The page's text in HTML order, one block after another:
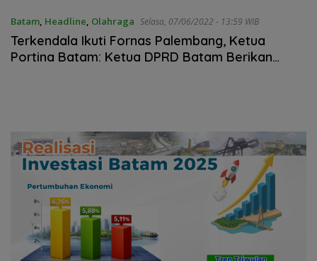
Batam, Headline, Olahraga Selasa, 07/06/2022 - 13:59 WIB
Terkendala Ikuti Fornas Palembang, Ketua
Portina Batam: Ketua DPRD Batam Berikan